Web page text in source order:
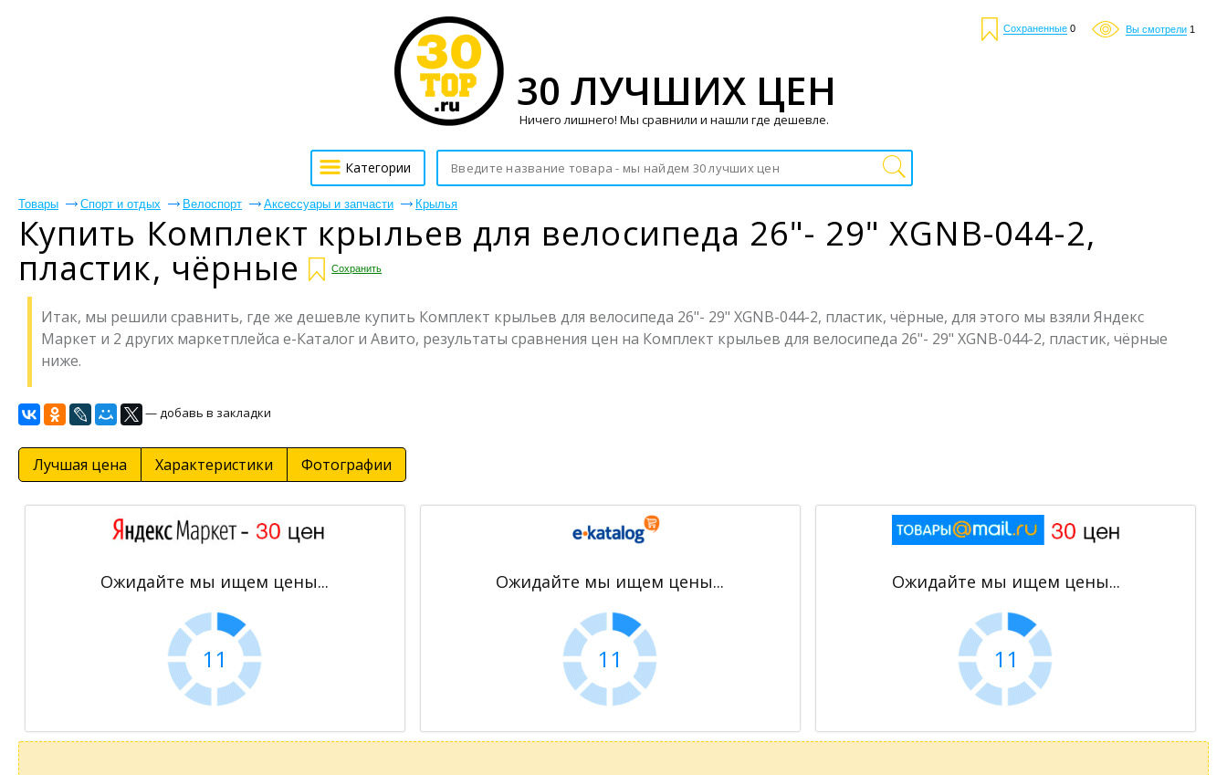
Сохраненные 0 Вы смотрели 1
Товары Спорт и отдых Велоспорт Аксессуары и запчасти Крылья
Купить Комплект крыльев для велосипеда 26"- 29" XGNB-044-2,
пластик, чёрные Сохранить
Итак, мы решили сравнить, где же дешевле купить Комплект крыльев для велосипеда 26"- 29" XGNB-044-2, пластик, чёрные, для этого мы взяли Яндекс
Маркет и 2 других маркетплейса е-Каталог и Авито, результаты сравнения цен на Комплект крыльев для велосипеда 26"- 29" XGNB-044-2, пластик, чёрные
ниже.
— добавь в закладки
Лучшая цена Характеристики Фотографии
Ожидайте мы ищем цены...
10
Ожидайте мы ищем цены...
10
Ожидайте мы ищем цены...
10
30 ЛУЧШИХ ЦЕН
Ничего лишнего! Мы сравнили и нашли где дешевле.
Категории